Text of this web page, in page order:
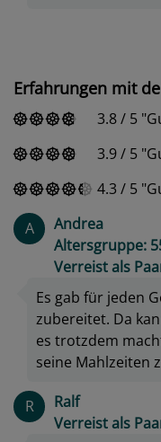
Erfahrungen mit
3.8/ 5
3.9/ 5
4.3 / 5
A
Andrea
Altersgruppe:
Verreist als
Es gab für jeden
zubereitet. Da
es trotzdem
seine Mahlzeiten
R
Ralf
Verreist als